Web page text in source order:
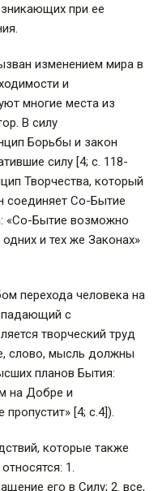
при ее
изменением мира в
и
многие места из
В силу
Борьбы и закон
силу [4; с. 118-
Творчества, который
соединяет Со-Бытие
«Со-Бытие возможно
и тех же Законах»
перехода человека на
с
творческий труд
слово, мысль должны
планов Бытия:
на Добре и
[4; с.4]).
которые также
1.
его в Силу; 2. все,